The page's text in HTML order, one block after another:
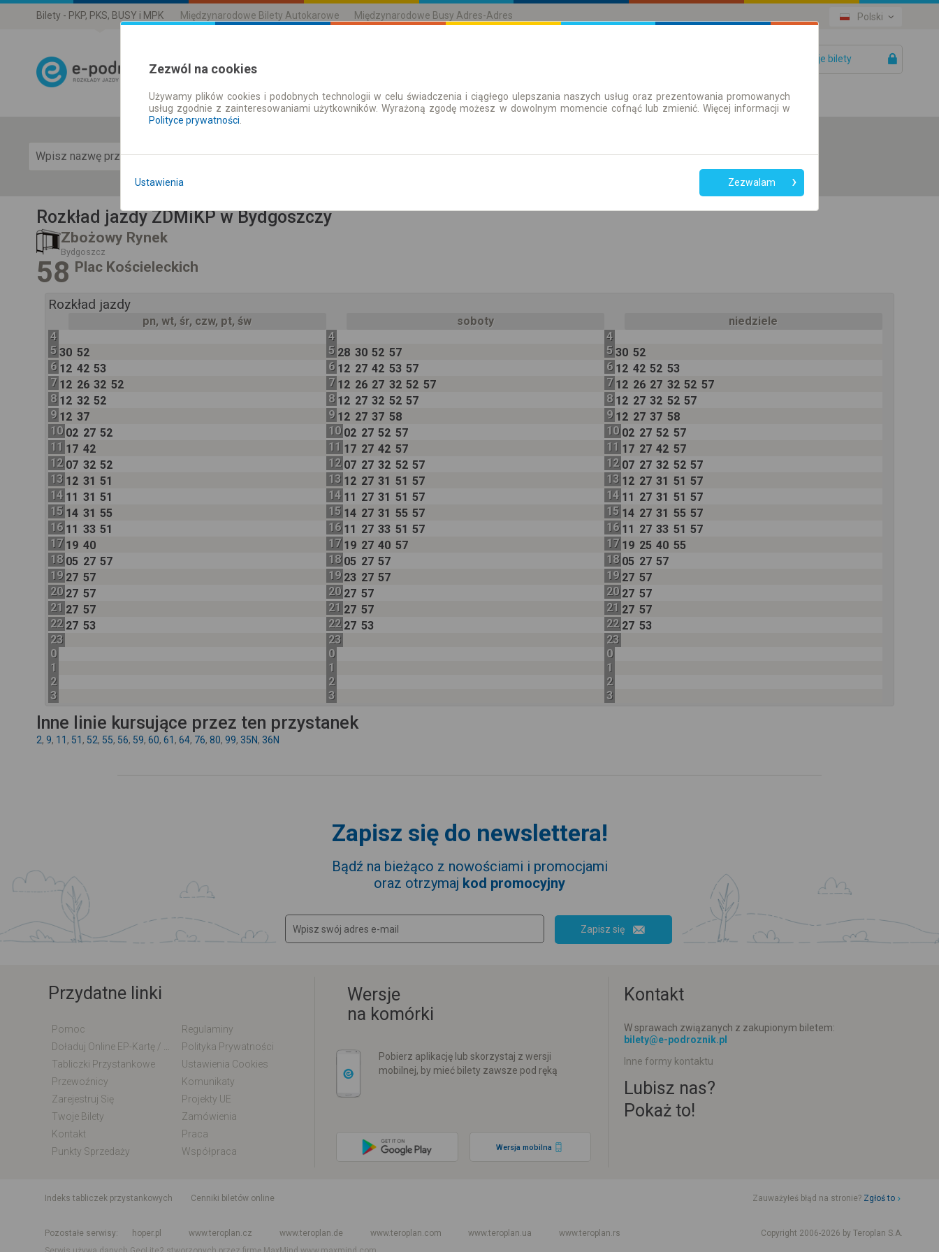
Bilety - PKP, PKS, BUSY i MPK Międzynarodowe Bilety Autokarowe Międzynarodowe Busy Adres-Adres Polski
Twoje bilety
Rozkład Jazdy | Bilety Bilety okresowe
Pokaż rozkład
Rozkład jazdy ZDMiKP w Bydgoszczy
Zbożowy Rynek
Bydgoszcz
58 Plac Kościeleckich
Rozkład jazdy
pn, wt, śr, czw, pt, św
4
5 30 52
6 12 42 53
7 12 26 32 52
8 12 32 52
9 12 37
10 02 27 52
11 17 42
12 07 32 52
13 12 31 51
14 11 31 51
15 14 31 55
16 11 33 51
17 19 40
18 05 27 57
19 27 57
20 27 57
21 27 57
22 27 53
23
0
1
2
3
soboty
4
5 28 30 52 57
6 12 27 42 53 57
7 12 26 27 32 52 57
8 12 27 32 52 57
9 12 27 37 58
10 02 27 52 57
11 17 27 42 57
12 07 27 32 52 57
13 12 27 31 51 57
14 11 27 31 51 57
15 14 27 31 55 57
16 11 27 33 51 57
17 19 27 40 57
18 05 27 57
19 23 27 57
20 27 57
21 27 57
22 27 53
23
0
1
2
3
niedziele
4
5 30 52
6 12 42 52 53
7 12 26 27 32 52 57
8 12 27 32 52 57
9 12 27 37 58
10 02 27 52 57
11 17 27 42 57
12 07 27 32 52 57
13 12 27 31 51 57
14 11 27 31 51 57
15 14 27 31 55 57
16 11 27 33 51 57
17 19 25 40 55
18 05 27 57
19 27 57
20 27 57
21 27 57
22 27 53
23
0
1
2
3
Inne linie kursujące przez ten przystanek
2, 9, 11 , 51 , 52, 55, 56, 59, 60, 61 , 64, 76, 80, 99, 35N, 36N
Zapisz się do newslettera!
Bądź na bieżąco z nowościami i promocjami
oraz otrzymaj kod promocyjny
Zapisz się
Przydatne linki
Pomoc
Regulaminy
Polityka Prywatności
Tabliczki Przystankowe
Ustawienia Cookies
Przewoźnicy
Komunikaty
Zarejestruj Się
Projekty UE
Twoje Bilety
Zamówienia
Kontakt
Praca
Punkty Sprzedaży
Współpraca
Wersje
na komórki
Pobierz aplikację lub skorzystaj z wersji
mobilnej, by mieć bilety zawsze pod ręką
Wersja mobilna
Kontakt
W sprawach związanych z zakupionym biletem:
bilety@e-podroznik.pl
Inne formy kontaktu
Lubisz nas?
Pokaż to!
indeks tabliczek przystankowych Cenniki biletów online Zauważyłeś błąd na stronie? Zgłoś to
Pozostałe serwisy
hoper.pl www.teroplan.cz www.teroplan.de www.teroplan.com www.teroplan.ua www.teroplan.rs
Copyright 2006-2026 by Teroplan S.A.
Zezwól na cookies
Używamy plików cookies i podobnych technologii w celu świadczenia i ciągłego ulepszania naszych usług oraz prezentowania promowanych
usług zgodnie z zainteresowaniami użytkowników. Wyrażoną zgodę możesz w dowolnym momencie cofnąć lub zmienić. Więcej informacji w
Polityce prywatności
Ustawienia Zezwalam